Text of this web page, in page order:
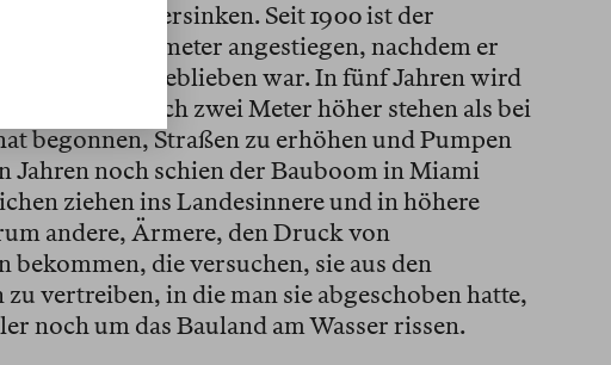
im Meer zu versinken. Seit 1900 ist der
einen Viertelmeter angestiegen, nachdem er
unverändert geblieben war. In fünf Jahren wird
womöglich zwei Meter höher stehen als bei
begonnen, Straßen zu erhöhen und Pumpen
Jahren noch schien der Bauboom in Miami
ziehen ins Landesinnere und in höhere
andere, Ärmere, den Druck von
bekommen, die versuchen, sie aus den
vertreiben, in die man sie abgeschoben hatte,
noch um das Bauland am Wasser rissen.